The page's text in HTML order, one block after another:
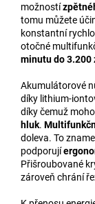
možností
tomu můžete
konstantní
otočné
minutu do 3.200
Akumulátorové
díky lithium-
díky čemuž
hluk.
doleva. To
podporují
Přišroubované
zároveň chrání